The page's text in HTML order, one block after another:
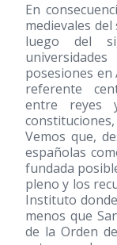
En
medievales
luego del
posesiones en
referente
entre reyes
Vemos que,
españolas
fundada
pleno y los
Instituto
menos que
de la Orden